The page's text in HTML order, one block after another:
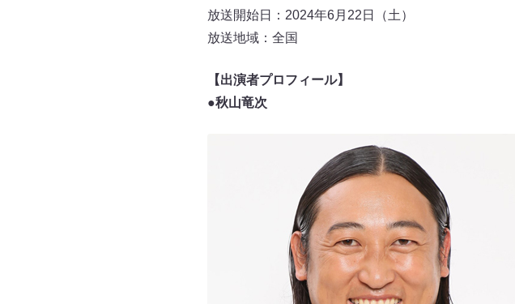
放送開始日：2024年6月22日（土）
放送地域：全国
【出演者プロフィール】
●秋山竜次